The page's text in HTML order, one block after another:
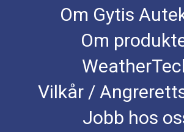
Om Gytis
Om
Vilkår /
Jobb hos